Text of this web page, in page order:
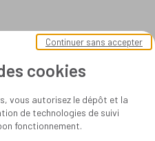
cookies
vous autorisez le dépôt et la
de technologies de suivi
fonctionnement.
Continuer sans accepter